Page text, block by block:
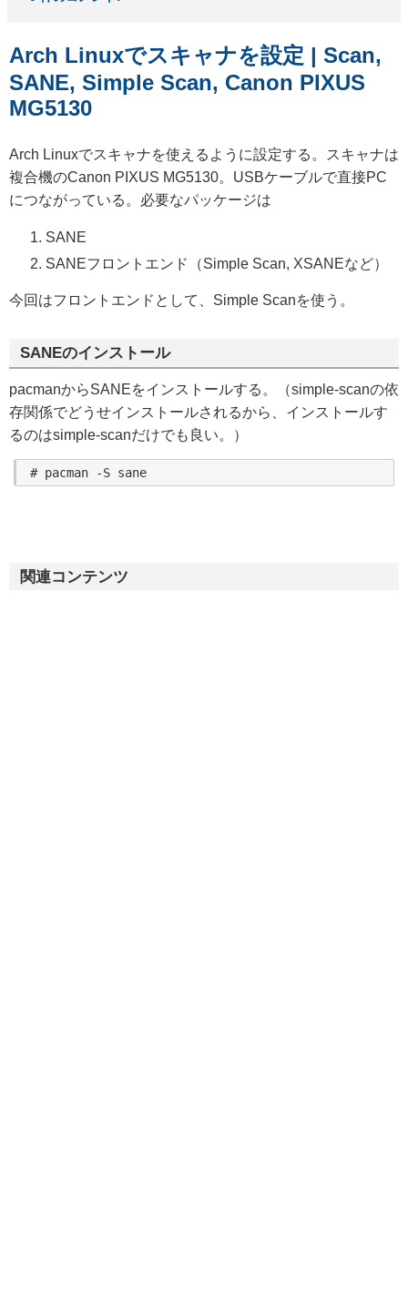
Arch Linuxでスキャナを設定 | Scan,
SANE, Simple Scan, Canon PIXUS
MG5130
Arch Linuxでスキャナを使えるように設定する。スキャナは
複合機のCanon PIXUS MG5130。USBケーブルで直接PC
につながっている。必要なパッケージは
SANE
SANEフロントエンド（Simple Scan, XSANEなど）
今回はフロントエンドとして、Simple Scanを使う。
SANEのインストール
pacmanからSANEをインストールする。（simple-scanの依
存関係でどうせインストールされるから、インストールす
るのはsimple-scanだけでも良い。）
関連コンテンツ